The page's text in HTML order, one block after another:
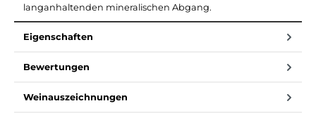
langanhaltenden mineralischen Abgang.
Eigenschaften
Bewertungen
Weinauszeichnungen